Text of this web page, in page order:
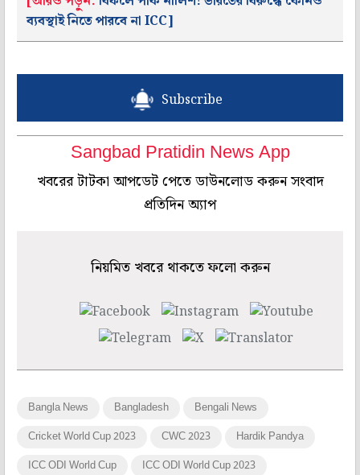
ব্যবস্থাই নিতে পারবে না ICC]
Subscribe
Sangbad Pratidin News App
খবরের টাটকা আপডেট পেতে ডাউনলোড করুন সংবাদ
প্রতিদিন অ্যাপ
নিয়মিত খবরে থাকতে ফলো করুন
Bangla News Bangladesh Bengali News
Cricket World Cup 2023 CWC 2023 Hardik Pandya
ICC ODI World Cup ICC ODI World Cup 2023